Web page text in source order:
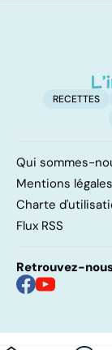
RECETTES
Qui sommes-
Mentions légales
Charte
Flux RSS
Retrouvez-